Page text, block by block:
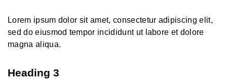
Lorem ipsum dolor sit amet, consectetur adipiscing elit,
sed do eiusmod tempor incididunt ut labore et dolore
magna aliqua.
Heading 3